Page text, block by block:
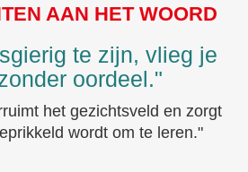
AAN HET WOORD
te zijn, vlieg je
oordeel."
het gezichtsveld en zorgt
wordt om te leren."